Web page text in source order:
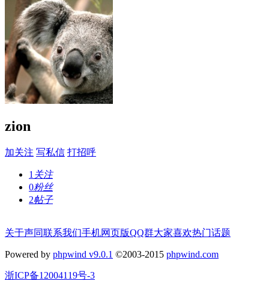
zion
加关注 写私信 打招呼
1 关注
0粉丝
2帖子
关于声同联系我们手机网页版QQ群大家喜欢热门话题
Powered by phpwind v9.0.1 ©2003-2015 phpwind.com
浙ICP备12004119号-3